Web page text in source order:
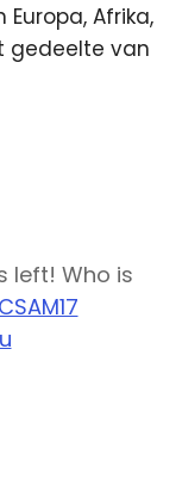
Afrika,
gedeelte van
left! Who is